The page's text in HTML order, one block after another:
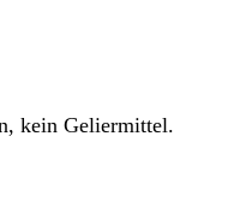
kein Geliermittel.